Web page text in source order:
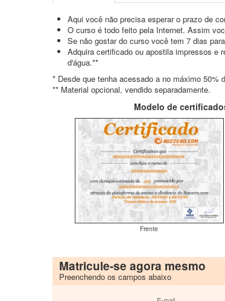
Aqui você não precisa esperar o prazo de
O curso é todo feito pela Internet. Assim
Se não gostar do curso você tem 7 dias
Adquira certificado ou apostila impressos e
d'água.**
* Desde que tenha acessado a no máximo 50%
** Material opcional, vendido separadamente.
Modelo de
Frente
Matricule-se agora mesmo
Preenchendo os campos abaixo